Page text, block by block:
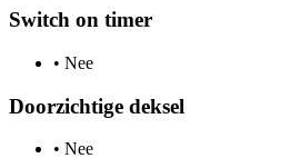
Switch on timer
• Nee
Doorzichtige deksel
• Nee